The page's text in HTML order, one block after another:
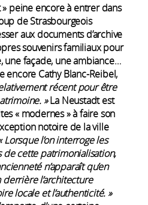
peine encore à entrer dans
de Strasbourgeois
aux documents d’archive
souvenirs familiaux pour
une façade, une ambiance…
encore Cathy Blanc-Reibel,
récent pour être
»La Neustadt est
« modernes » à faire son
notoire de la ville
Lorsque l’on interroge les
de cette patrimonialisation,
n’apparaît qu’en
l’architecture
locale et l’authenticité. »